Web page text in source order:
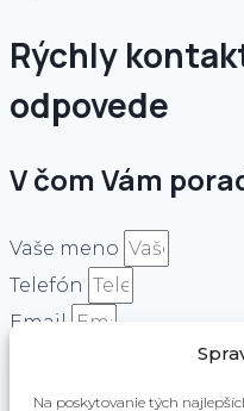
Na poskytovanie tých
Rýchly
odpovede
V čom Vám
Vaše meno
Telefón
Email